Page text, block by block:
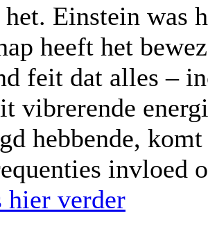
Einstein was
heeft het
feit dat alles –
vibrerende
hebbende,
invloed
hier verder